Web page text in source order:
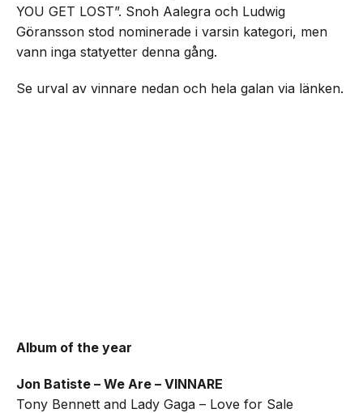
YOU GET LOST”. Snoh Aalegra och Ludwig
Göransson stod nominerade i varsin kategori, men
vann inga statyetter denna gång.
Se urval av vinnare nedan och hela galan via länken.
Album of the year
Jon Batiste – We Are – VINNARE
Tony Bennett and Lady Gaga – Love for Sale